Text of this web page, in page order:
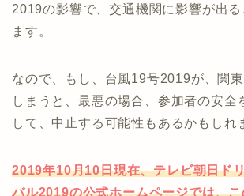
2019の影響で、交通機関に影響が出
ます。
なので、もし、台風19号2019が、関
しまうと、最悪の場合、参加者の安全
して、中止する可能性もあるかもしれ
2019年10月10日現在、テレビ朝日ド
バル2019の公式ホームページでは、